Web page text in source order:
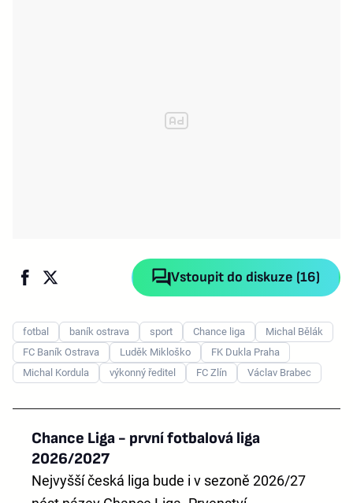
Vstoupit do diskuze (16)
fotbal baník ostrava sport Chance liga
Michal Bělák
FC Baník Ostrava
Luděk Mikloško
FK Dukla Praha
Michal Kordula
výkonný ředitel FC Zlín Václav Brabec
Chance Liga - první fotbalová liga
2026/2027
Nejvyšší česká liga bude i v sezoně 2026/27